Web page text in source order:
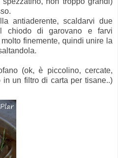
antiaderente, scaldarvi due
chiodo di garovano e farvi
finemente, quindi unire la
(ok, è piccolino, cercate,
in un filtro di carta per tisane..)